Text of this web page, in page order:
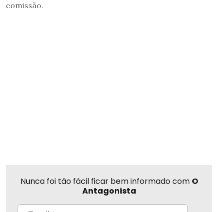
comissão.
Nunca foi tão fácil ficar bem informado com O
Antagonista